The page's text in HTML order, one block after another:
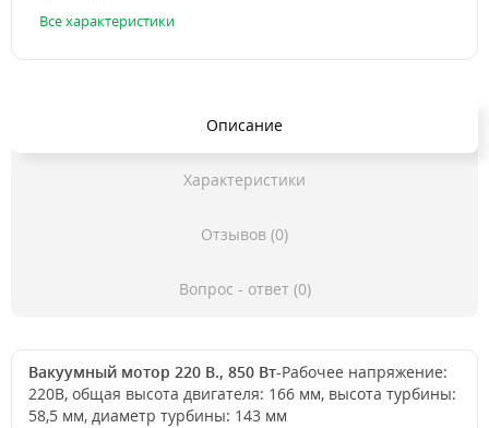
Все характеристики
Описание
Характеристики
Отзывов (0)
Вопрос - ответ (0)
Вакуумный мотор 220 В., 850 Вт-Рабочее напряжение:
220В, общая высота двигателя: 166 мм, высота турбины:
58,5 мм, диаметр турбины: 143 мм